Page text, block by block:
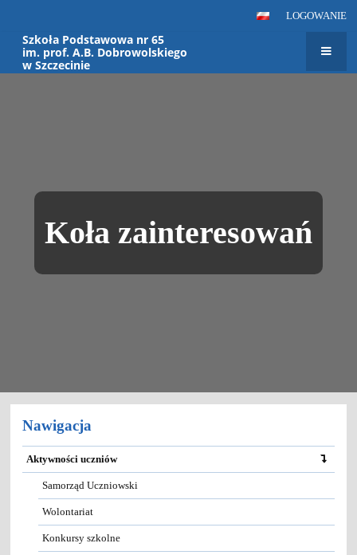
LOGOWANIE
Szkoła Podstawowa nr 65
im. prof. A.B. Dobrowolskiego
w Szczecinie
Koła zainteresowań
Nawigacja
Aktywności uczniów
Samorząd Uczniowski
Wolontariat
Konkursy szkolne